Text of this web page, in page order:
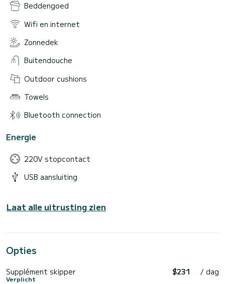
Beddengoed
Wifi en internet
Zonnedek
Buitendouche
Outdoor cushions
Towels
Bluetooth connection
Energie
220V stopcontact
USB aansluiting
Laat alle uitrusting zien
Opties
Supplément skipper
Verplicht
$231 / dag